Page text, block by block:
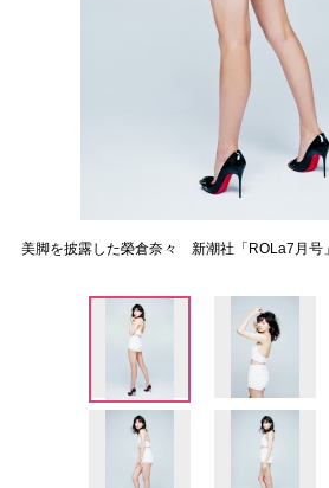
美脚を披露した榮倉奈々 新潮社「ROLa7月号